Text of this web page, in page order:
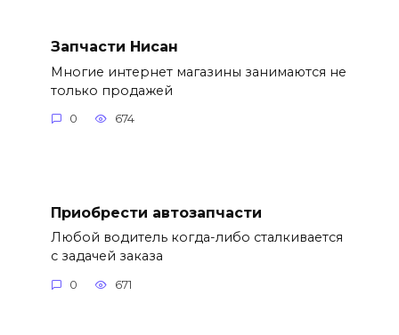
Запчасти Нисан
Многие интернет магазины занимаются не
только продажей
0 674
Приобрести автозапчасти
Любой водитель когда-либо сталкивается
с задачей заказа
0 671